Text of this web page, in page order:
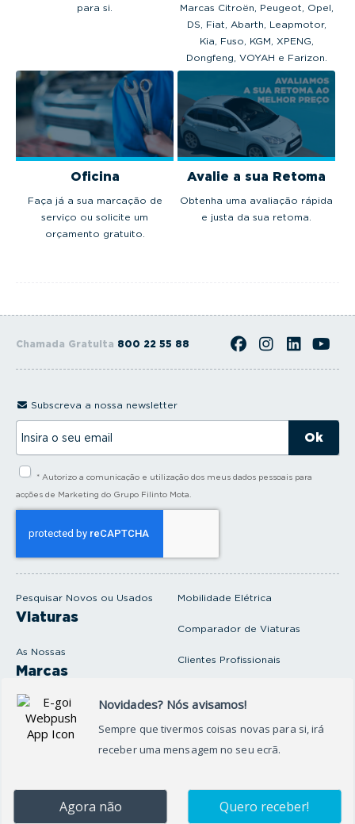
para si.
Marcas Citroën, Peugeot, Opel,
DS, Fiat, Abarth, Leapmotor,
Kia, Fuso, KGM, XPENG,
Dongfeng, VOYAH e Farizon.
Oficina
Faça já a sua marcação de
serviço ou solicite um
orçamento gratuito.
Avalie a sua Retoma
Obtenha uma avaliação rápida
e justa da sua retoma.
Chamada Gratuita 800 22 55 88
Pesquisar Novos ou Usados
Viaturas
As Nossas
Marcas
Produtos e serviços
Oficina
Onde Estamos
Mobilidade Elétrica
Comparador de Viaturas
Clientes Profissionais
Seguros Protector
Artigos e Notícias
Subscreva a nossa newsletter
s
l
* Autorizo a comunicação e utilização dos meus dados pessoais para
acções de Marketing do Grupo Filinto Mota.